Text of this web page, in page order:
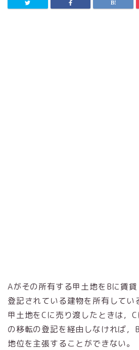
Aがその所有する甲土地をBに賃
登記されている建物を所有してい
甲土地をCに売り渡したときは，
の移転の登記を経由しなければ，
地位を主張することができない。